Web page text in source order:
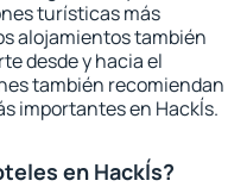
turísticas más
alojamientos también
desde y hacia el
también recomiendan
importantes en Hackĺs.
en Hackĺs?